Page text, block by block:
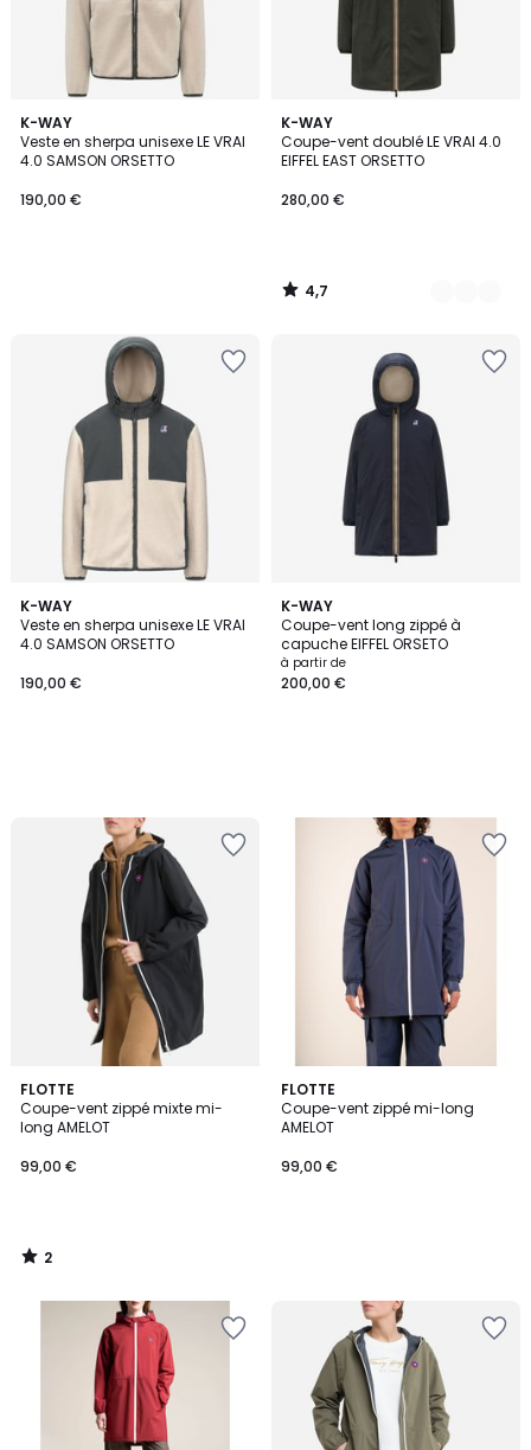
K-WAY
Veste en sherpa unisexe LE VRAI
4.0 SAMSON ORSETTO
190,00 €
K-WAY
Coupe-vent doublé LE VRAI 4.0
EIFFEL EAST ORSETTO
280,00 €
4,7
/ 5
3
Couleurs
4,7
/
K-WAY
Veste en sherpa unisexe LE VRAI
4.0 SAMSON ORSETTO
190,00 €
K-WAY
Coupe-vent long zippé à
capuche EIFFEL ORSETO
à partir de
200,00 €
FLOTTE
Coupe-vent zippé mixte mi-
long AMELOT
99,00 €
2
/
5
2
/
FLOTTE
Coupe-vent zippé mi-long
AMELOT
99,00 €